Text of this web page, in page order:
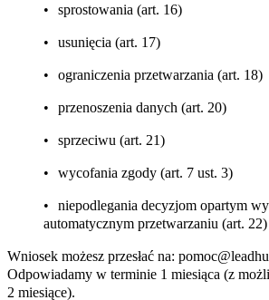
sprostowania (art. 16)
usunięcia (art. 17)
ograniczenia przetwarzania (art. 18)
przenoszenia danych (art. 20)
sprzeciwu (art. 21)
wycofania zgody (art. 7 ust. 3)
niepodlegania decyzjom opartym
automatycznym przetwarzaniu (art. 22)
Wniosek możesz przesłać na:
Odpowiadamy w terminie 1 miesiąca (z
2 miesiące).